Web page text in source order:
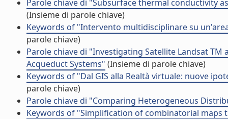
Parole chiave di "Subsurface thermal conductivity
(Insieme di parole chiave)
Keywords of "Intervento multidisciplinare su
parole chiave)
Parole chiave di "Investigating Satellite Landsat TM
Acqueduct Systems" (Insieme di parole chiave)
Keywords of "Dal GIS alla Realtà virtuale: nuove
parole chiave)
Parole chiave di "Comparing Heterogeneous
Keywords of "Simplification of combinatorial